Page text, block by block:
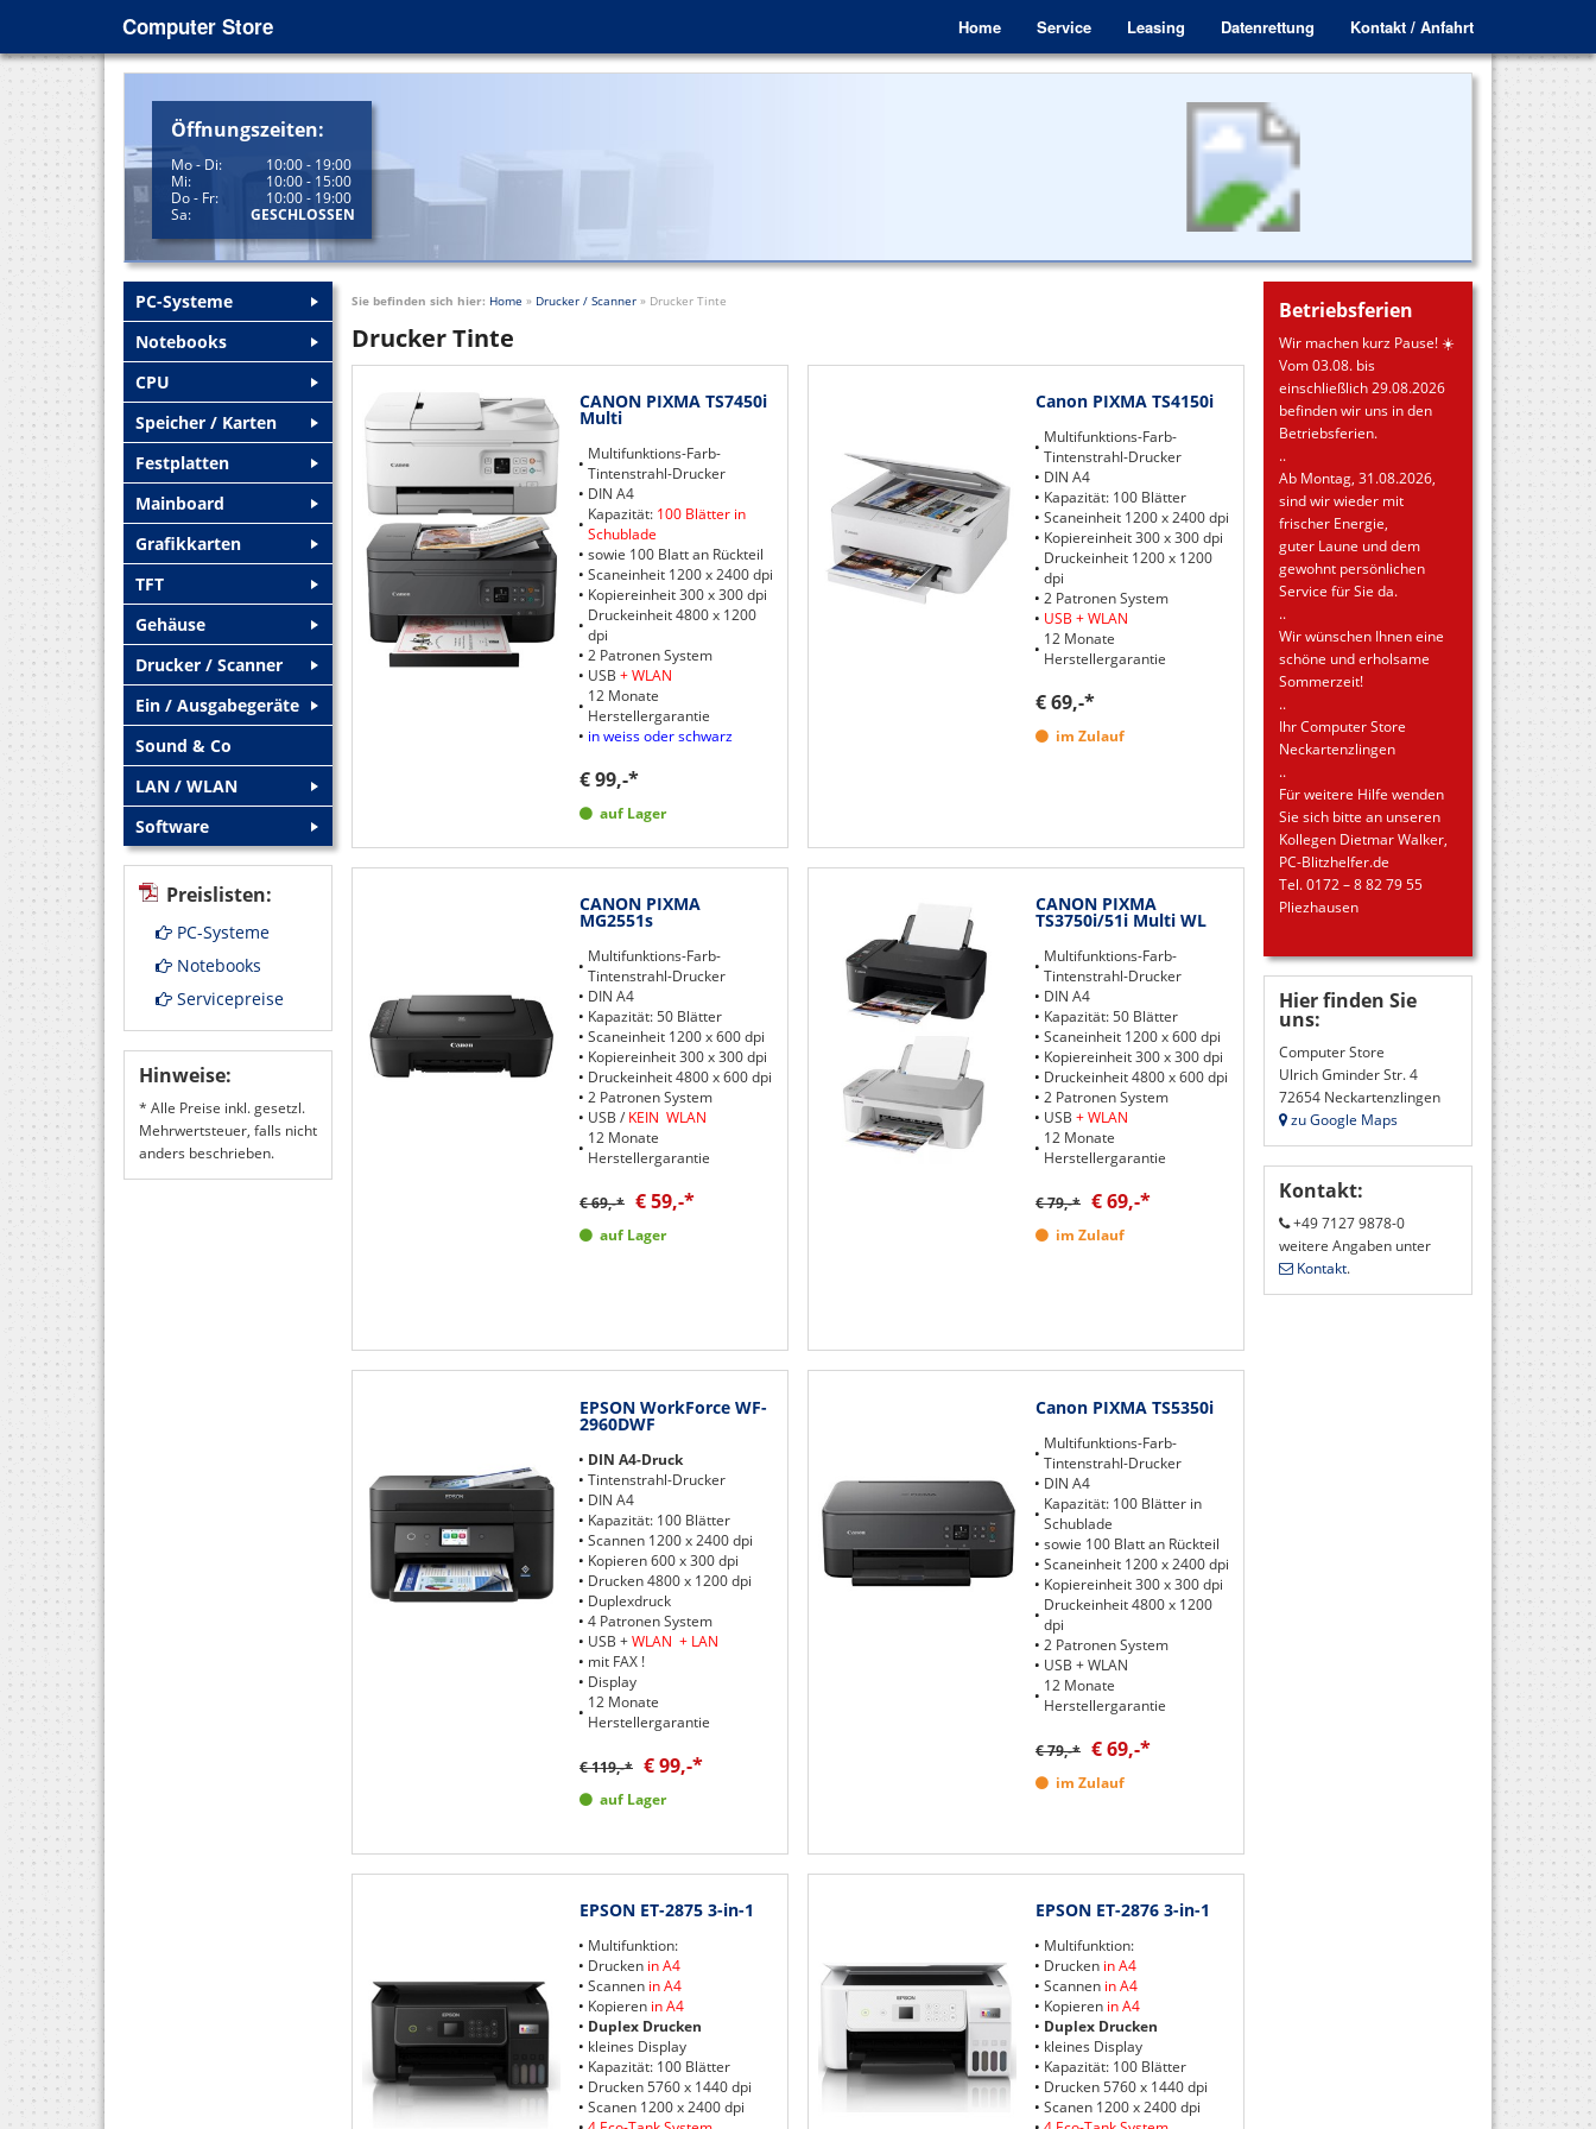
Computer Store Home Service Leasing Datenrettung Kontakt / Anfahrt
Öffnungszeiten:
Mo - Di:
10:00 - 19:00
Mi:
10:00 - 15:00
Do - Fr:
10:00 - 19:00
Sa:
GESCHLOSSEN
Sie befinden sich hier: Home » Drucker / Scanner » Drucker Tinte
Drucker Tinte
CANON PIXMA TS7450i
Multi
Multifunktions-Farb-
Tintenstrahl-Drucker
DIN A4
Kapazität: 100 Blätter in
Schublade
sowie 100 Blatt an Rückteil
Scaneinheit 1200 x 2400 dpi
Kopiereinheit 300 x 300 dpi
Druckeinheit 4800 x 1200
dpi
2 Patronen System
USB + WLAN
12 Monate
Herstellergarantie
in weiss oder schwarz
€ 99,-*
auf Lager
Canon PIXMA TS4150i
Multifunktions-Farb-
Tintenstrahl-Drucker
DIN A4
Kapazität: 100 Blätter
Scaneinheit 1200 x 2400 dpi
Kopiereinheit 300 x 300 dpi
Druckeinheit 1200 x 1200
dpi
2 Patronen System
USB + WLAN
12 Monate
Herstellergarantie
€ 69,-*
im Zulauf
CANON PIXMA
MG2551s
Multifunktions-Farb-
Tintenstrahl-Drucker
DIN A4
Kapazität: 50 Blätter
Scaneinheit 1200 x 600 dpi
Kopiereinheit 300 x 300 dpi
Druckeinheit 4800 x 600 dpi
2 Patronen System
USB / KEIN WLAN
12 Monate
Herstellergarantie
€ 69,-* € 59,-*
auf Lager
CANON PIXMA
TS3750i/51i Multi WL
Multifunktions-Farb-
Tintenstrahl-Drucker
DIN A4
Kapazität: 50 Blätter
Scaneinheit 1200 x 600 dpi
Kopiereinheit 300 x 300 dpi
Druckeinheit 4800 x 600 dpi
2 Patronen System
USB + WLAN
12 Monate
Herstellergarantie
€ 79,-* € 69,-*
im Zulauf
EPSON WorkForce WF-
2960DWF
DIN A4-Druck
Tintenstrahl-Drucker
DIN A4
Kapazität: 100 Blätter
Scannen 1200 x 2400 dpi
Kopieren 600 x 300 dpi
Drucken 4800 x 1200 dpi
Duplexdruck
4 Patronen System
USB +WLAN + LAN
mit FAX !
Display
12 Monate
Herstellergarantie
€ 119,-* € 99,-*
auf Lager
Canon PIXMA TS5350i
Multifunktions-Farb-
Tintenstrahl-Drucker
DIN A4
Kapazität: 100 Blätter in
Schublade
sowie 100 Blatt an Rückteil
Scaneinheit 1200 x 2400 dpi
Kopiereinheit 300 x 300 dpi
Druckeinheit 4800 x 1200
dpi
2 Patronen System
USB + WLAN
12 Monate
Herstellergarantie
€ 79,-* € 69,-*
im Zulauf
EPSON ET-2875 3-in-1
Multifunktion:
Drucken in A4
Scannen in A4
Kopieren in A4
Duplex Drucken
kleines Display
Kapazität: 100 Blätter
Drucken 5760 x 1440 dpi
Scanen 1200 x 2400 dpi
EPSON ET-2876 3-in-1
Multifunktion:
Drucken in A4
Scannen in A4
Kopieren in A4
Duplex Drucken
kleines Display
Kapazität: 100 Blätter
Drucken 5760 x 1440 dpi
Scanen 1200 x 2400 dpi
PC-Systeme
Notebooks
CPU
Speicher / Karten
Festplatten
Mainboard
Grafikkarten
TFT
Gehäuse
Drucker / Scanner
Ein / Ausgabegeräte
Sound & Co
LAN / WLAN
Software
Preislisten:
PC-Systeme
Notebooks
Servicepreise
Hinweise:
* Alle Preise inkl. gesetzl.
Mehrwertsteuer, falls nicht
anders beschrieben.
Betriebsferien
Wir machen kurz Pause! ☀️
Vom 03.08. bis
einschließlich 29.08.2026
befinden wir uns in den
Betriebsferien.
..
Ab Montag, 31.08.2026,
sind wir wieder mit
frischer Energie,
guter Laune und dem
gewohnt persönlichen
Service für Sie da.
..
Wir wünschen Ihnen eine
schöne und erholsame
Sommerzeit!
..
Ihr Computer Store
Neckartenzlingen
..
Für weitere Hilfe wenden
Sie sich bitte an unseren
Kollegen Dietmar Walker,
PC-Blitzhelfer.de
Tel. 0172 – 8 82 79 55
Pliezhausen
Hier finden Sie
uns:
Computer Store
Ulrich Gminder Str. 4
72654 Neckartenzlingen
zu Google Maps
Kontakt:
+49 7127 9878-0
weitere Angaben unter
Kontakt.